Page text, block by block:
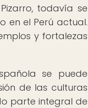
todavía se
en el Perú actual.
y fortalezas
se puede
de las culturas
parte integral de